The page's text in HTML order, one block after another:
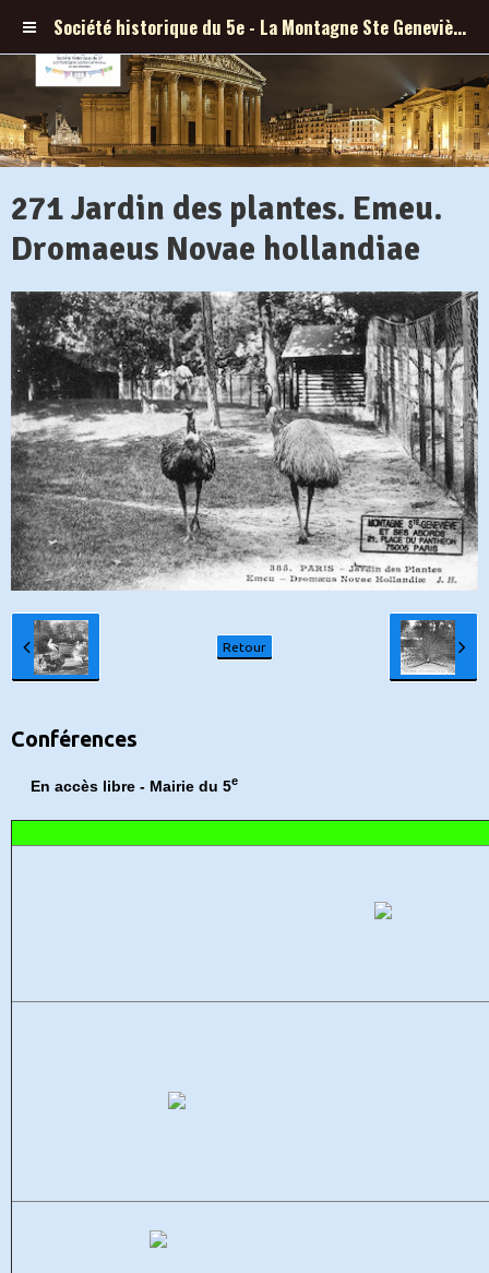
Société historique du 5e - La Montagne Ste Geneviève et ses abords
271 Jardin des plantes. Emeu.
Dromaeus Novae hollandiae
Retour
Conférences
En accès libre - Mairie du 5e